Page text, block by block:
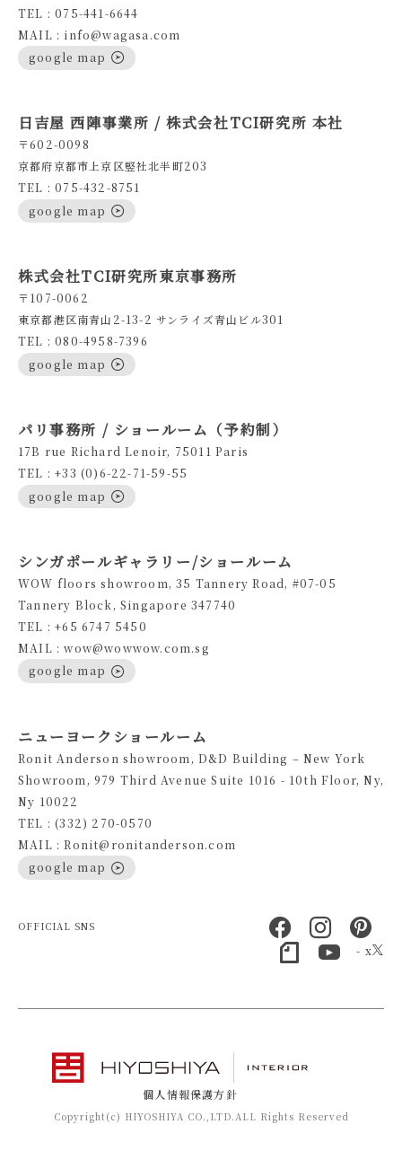
TEL : 075-441-6644
MAIL : info@wagasa.com
google map
日吉屋 西陣事業所 / 株式会社TCI研究所 本社
〒602-0098
京都府京都市上京区竪社北半町203
TEL : 075-432-8751
google map
株式会社TCI研究所東京事務所
〒107-0062
東京都港区南青山2-13-2 サンライズ青山ビル301
TEL : 080-4958-7396
google map
パリ事務所 / ショールーム（予約制）
17B rue Richard Lenoir, 75011 Paris
TEL : +33 (0)6-22-71-59-55
google map
シンガポールギャラリー/ショールーム
WOW floors showroom, 35 Tannery Road, #07-05
Tannery Block, Singapore 347740
TEL : +65 6747 5450
MAIL : wow@wowwow.com.sg
google map
ニューヨークショールーム
Ronit Anderson showroom, D&D Building – New York
Showroom, 979 Third Avenue Suite 1016 - 10th Floor, Ny,
Ny 10022
TEL : (332) 270-0570
MAIL : Ronit@ronitanderson.com
google map
OFFICIAL SNS
- x
個人情報保護方針
Copyright(c) HIYOSHIYA CO.,LTD.ALL Rights Reserved